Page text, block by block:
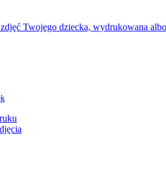
Twojego dziecka, wydrukowana